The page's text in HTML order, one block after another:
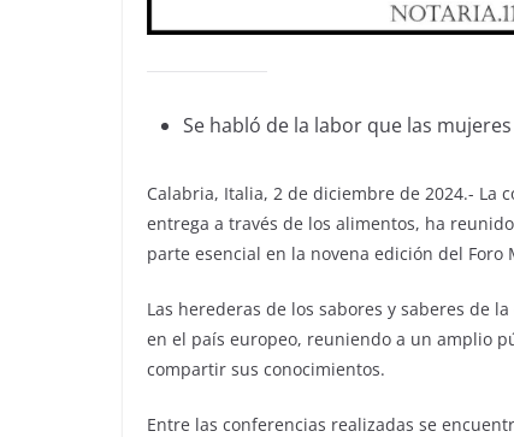
Se habló de la labor que las
Calabria, Italia, 2 de diciembre de 2024.- La
entrega a través de los alimentos, ha
parte esencial en la novena edición del
Las herederas de los sabores y saberes de
en el país europeo, reuniendo a un amplio
compartir sus conocimientos.
Entre las conferencias realizadas se